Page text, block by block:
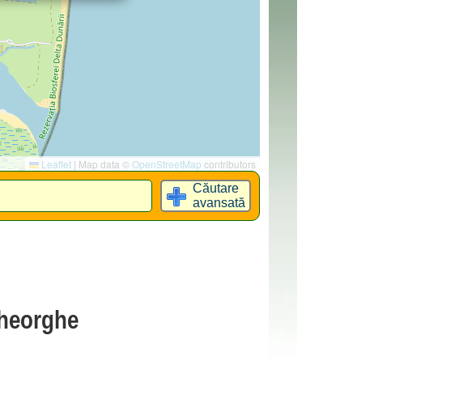
Leaflet | Map data ©OpenStreetMap contributors
Căutare
avansată